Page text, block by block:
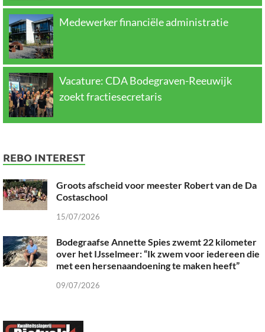
Medewerker financiële administratie
Vacature: CDA Bodegraven-Reeuwijk
zoekt fractiesecretaris
REBO INTEREST
Groots afscheid voor meester Robert van de Da
Costaschool
15/07/2026
Bodegraafse Annette Spies zwemt 22 kilometer
over het IJsselmeer: “Ik zwem voor iedereen die
met een hersenaandoening te maken heeft”
09/07/2026